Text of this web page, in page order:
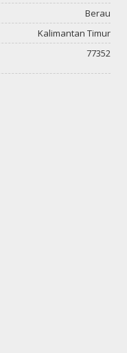
Berau
Kalimantan Timur
77352